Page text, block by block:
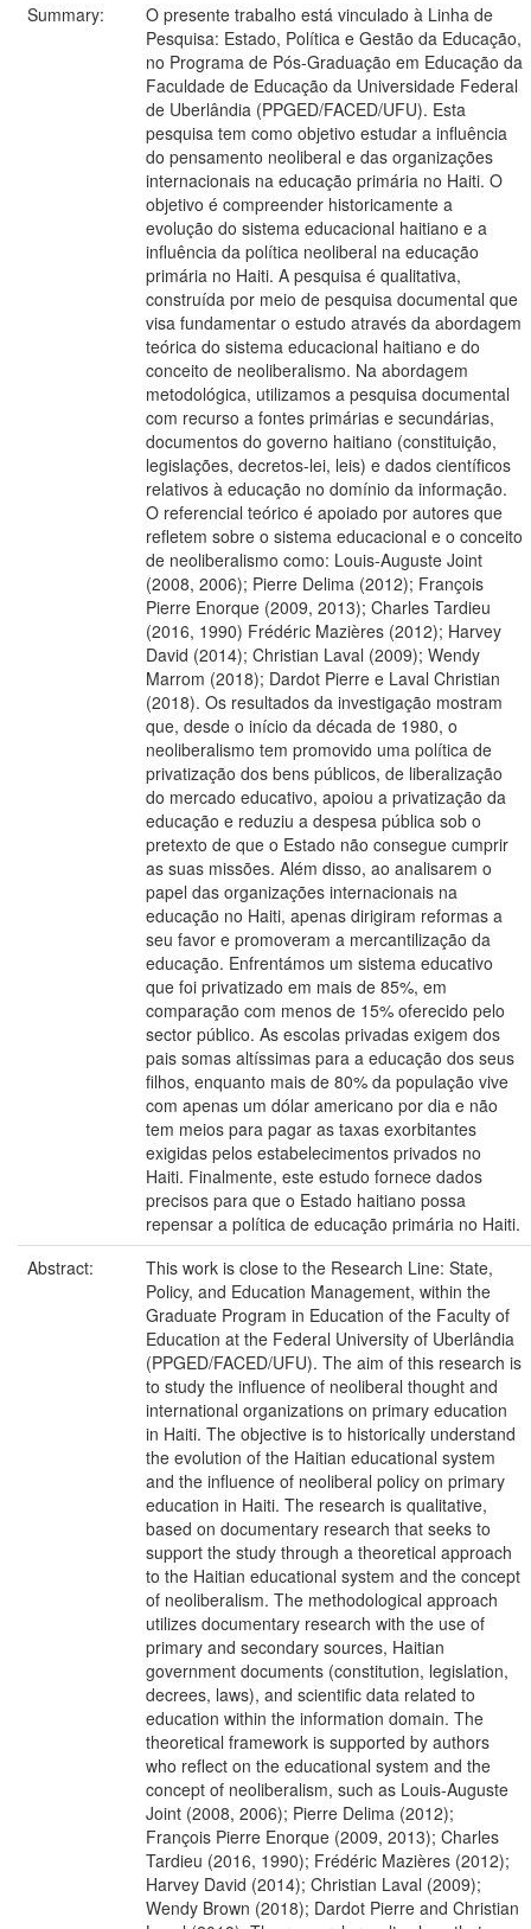
Summary:
O presente trabalho está vinculado à Linha de
Pesquisa: Estado, Política e Gestão da Educação,
no Programa de Pós-Graduação em Educação da
Faculdade de Educação da Universidade Federal
de Uberlândia (PPGED/FACED/UFU). Esta
pesquisa tem como objetivo estudar a influência
do pensamento neoliberal e das organizações
internacionais na educação primária no Haiti. O
objetivo é compreender historicamente a
evolução do sistema educacional haitiano e a
influência da política neoliberal na educação
primária no Haiti. A pesquisa é qualitativa,
construída por meio de pesquisa documental que
visa fundamentar o estudo através da abordagem
teórica do sistema educacional haitiano e do
conceito de neoliberalismo. Na abordagem
metodológica, utilizamos a pesquisa documental
com recurso a fontes primárias e secundárias,
documentos do governo haitiano (constituição,
legislações, decretos-lei, leis) e dados científicos
relativos à educação no domínio da informação.
O referencial teórico é apoiado por autores que
refletem sobre o sistema educacional e o conceito
de neoliberalismo como: Louis-Auguste Joint
(2008, 2006); Pierre Delima (2012); François
Pierre Enorque (2009, 2013); Charles Tardieu
(2016, 1990) Frédéric Mazières (2012); Harvey
David (2014); Christian Laval (2009); Wendy
Marrom (2018); Dardot Pierre e Laval Christian
(2018). Os resultados da investigação mostram
que, desde o início da década de 1980, o
neoliberalismo tem promovido uma política de
privatização dos bens públicos, de liberalização
do mercado educativo, apoiou a privatização da
educação e reduziu a despesa pública sob o
pretexto de que o Estado não consegue cumprir
as suas missões. Além disso, ao analisarem o
papel das organizações internacionais na
educação no Haiti, apenas dirigiram reformas a
seu favor e promoveram a mercantilização da
educação. Enfrentámos um sistema educativo
que foi privatizado em mais de 85%, em
comparação com menos de 15% oferecido pelo
sector público. As escolas privadas exigem dos
pais somas altíssimas para a educação dos seus
filhos, enquanto mais de 80% da população vive
com apenas um dólar americano por dia e não
tem meios para pagar as taxas exorbitantes
exigidas pelos estabelecimentos privados no
Haiti. Finalmente, este estudo fornece dados
precisos para que o Estado haitiano possa
repensar a política de educação primária no Haiti.
Abstract:
This work is close to the Research Line: State,
Policy, and Education Management, within the
Graduate Program in Education of the Faculty of
Education at the Federal University of Uberlândia
(PPGED/FACED/UFU). The aim of this research is
to study the influence of neoliberal thought and
international organizations on primary education
in Haiti. The objective is to historically understand
the evolution of the Haitian educational system
and the influence of neoliberal policy on primary
education in Haiti. The research is qualitative,
based on documentary research that seeks to
support the study through a theoretical approach
to the Haitian educational system and the concept
of neoliberalism. The methodological approach
utilizes documentary research with the use of
primary and secondary sources, Haitian
government documents (constitution, legislation,
decrees, laws), and scientific data related to
education within the information domain. The
theoretical framework is supported by authors
who reflect on the educational system and the
concept of neoliberalism, such as Louis-Auguste
Joint (2008, 2006); Pierre Delima (2012);
François Pierre Enorque (2009, 2013); Charles
Tardieu (2016, 1990); Frédéric Mazières (2012);
Harvey David (2014); Christian Laval (2009);
Wendy Brown (2018); Dardot Pierre and Christian